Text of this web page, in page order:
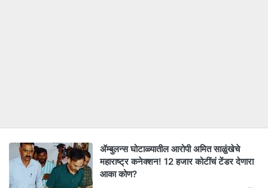
ॲम्बुलन्स घोटाळ्यातील आरोपी अमित साळुंखेचे
महाराष्ट्र कनेक्शन! 12 हजार कोटींचं टेंडर देणारा
आका कोण?